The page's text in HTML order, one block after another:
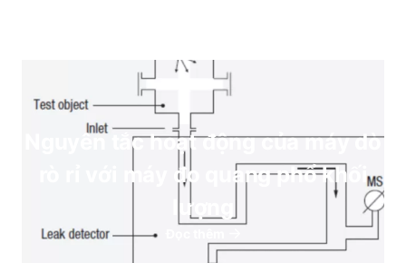
Nguyên tắc hoạt động của máy dò
rò rỉ với máy đo quang phổ khối
lượng